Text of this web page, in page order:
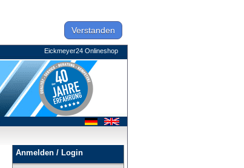
Verstanden
Eickmeyer24 Onlineshop
Anmelden / Login